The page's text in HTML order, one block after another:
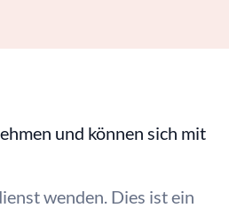
und können sich mit
wenden. Dies ist ein